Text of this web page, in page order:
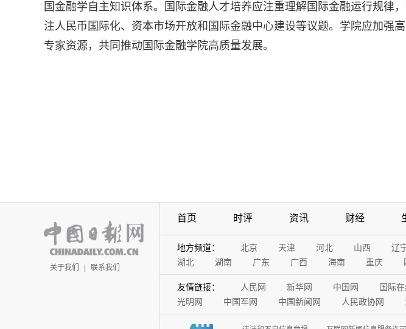
国金融学自主知识体系。国际金融人才培养应注重理解国际金融运行规律
注人民币国际化、资本市场开放和国际金融中心建设等议题。学院应加强
专家资源，共同推动国际金融学院高质量发展。
关于我们 | 联系我们
首页 时评 资讯 财经
地方频道： 北京 天津 河北 山西 辽
湖北
湖南 广东 广西 海南 重庆
友情链接： 人民网 新华网 中国网 国际
光明网
中国军网 中国新闻网 人民政协网